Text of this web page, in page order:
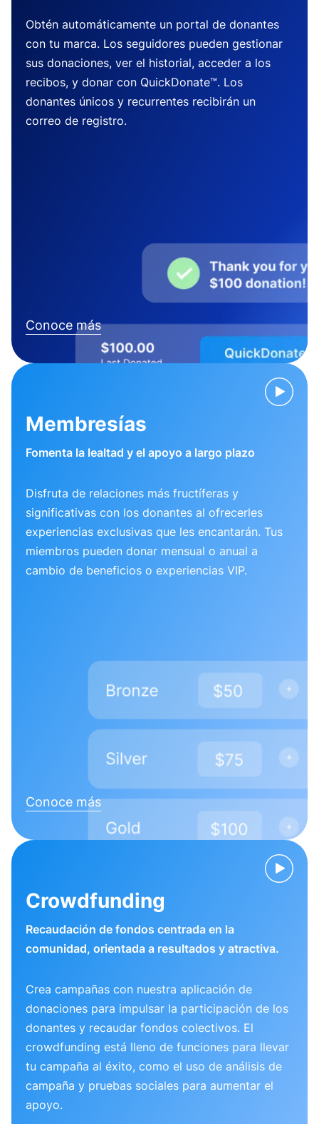
Obtén automáticamente un portal de donantes
con tu marca. Los seguidores pueden gestionar
sus donaciones, ver el historial, acceder a los
recibos, y donar con QuickDonate™. Los
donantes únicos y recurrentes recibirán un
correo de registro.
Conoce más
Membresías
Fomenta la lealtad y el apoyo a largo plazo
Disfruta de relaciones más fructíferas y
significativas con los donantes al ofrecerles
experiencias exclusivas que les encantarán. Tus
miembros pueden donar mensual o anual a
cambio de beneficios o experiencias VIP.
Conoce más
Crowdfunding
Recaudación de fondos centrada en la
comunidad, orientada a resultados y atractiva.
Crea campañas con nuestra aplicación de
donaciones para impulsar la participación de los
donantes y recaudar fondos colectivos. El
crowdfunding está lleno de funciones para llevar
tu campaña al éxito, como el uso de análisis de
campaña y pruebas sociales para aumentar el
apoyo.